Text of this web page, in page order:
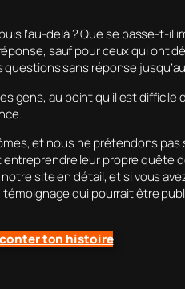
l’au-delà ? Que se passe-t-il
sauf pour ceux qui ont
sans réponse
au point qu’il est
et nous ne prétendons
leur propre quête
site en détail, et si vous
qui pourrait être
ton histoire